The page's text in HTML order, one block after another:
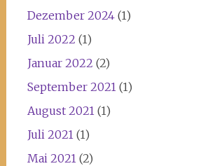
Dezember 2024(1)
Juli 2022 (1)
Januar 2022 (2)
September 2021 (1)
August 2021 (1)
Juli 2021 (1)
Mai 2021 (2)